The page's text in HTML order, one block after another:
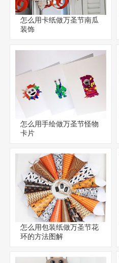
怎么用卡纸做万圣节南瓜
装饰
怎么用手绘做万圣节怪物
卡片
怎么用包装纸做万圣节花
环的方法图解